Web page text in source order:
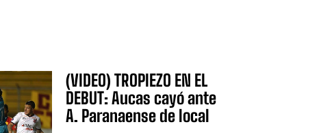
(VIDEO) TROPIEZO EN EL
DEBUT: Aucas cayó ante
A. Paranaense de local